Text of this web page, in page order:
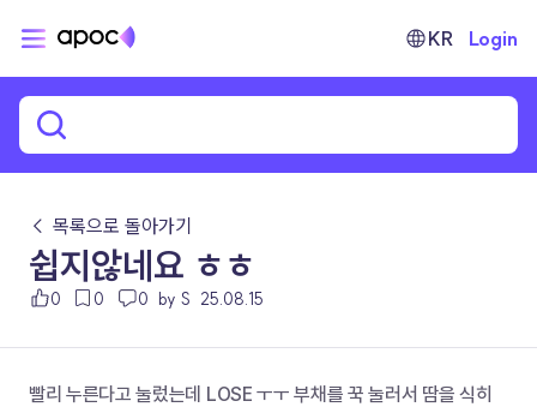
KR Login
← 목록으로 돌아가기
쉽지않네요 ㅎㅎ
0 0 0 by S 25.08.15
빨리 누른다고 눌렀는데 LOSE ㅜㅜ 부채를 꾹 눌러서 땀을 식히